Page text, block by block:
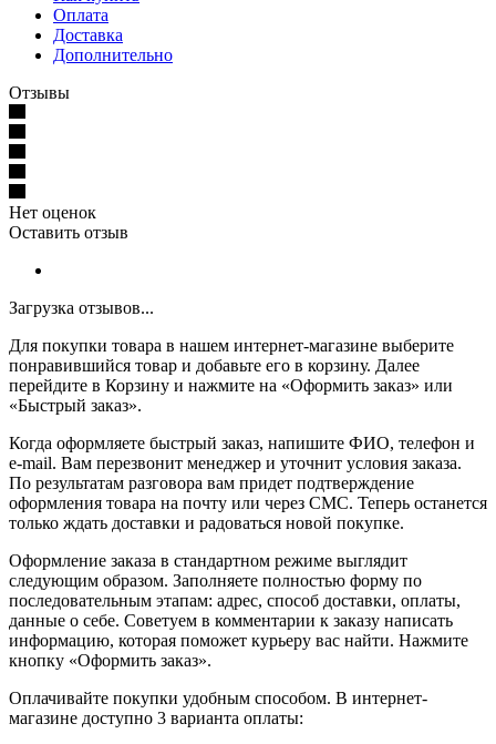
Оплата
Доставка
Дополнительно
Отзывы
Нет оценок
Оставить отзыв
Загрузка отзывов...
Для покупки товара в нашем интернет-магазине выберите
понравившийся товар и добавьте его в корзину. Далее
перейдите в Корзину и нажмите на «Оформить заказ» или
«Быстрый заказ».
Когда оформляете быстрый заказ, напишите ФИО, телефон и
e-mail. Вам перезвонит менеджер и уточнит условия заказа.
По результатам разговора вам придет подтверждение
оформления товара на почту или через СМС. Теперь останется
только ждать доставки и радоваться новой покупке.
Оформление заказа в стандартном режиме выглядит
следующим образом. Заполняете полностью форму по
последовательным этапам: адрес, способ доставки, оплаты,
данные о себе. Советуем в комментарии к заказу написать
информацию, которая поможет курьеру вас найти. Нажмите
кнопку «Оформить заказ».
Оплачивайте покупки удобным способом. В интернет-
магазине доступно 3 варианта оплаты: